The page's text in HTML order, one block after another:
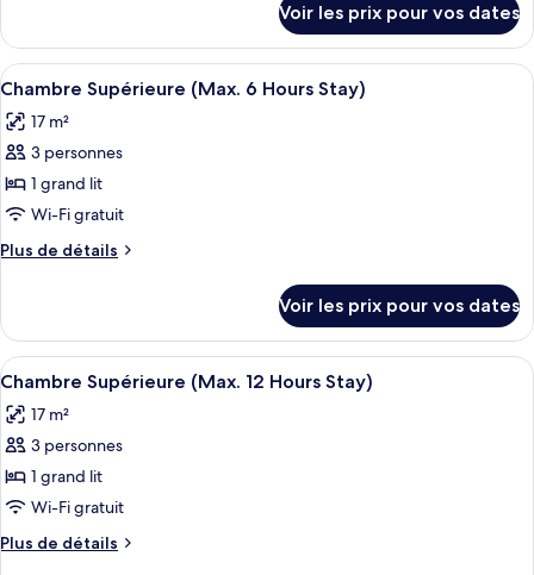
chambre :
Superior
Twin
Room
(6
Hours)
le
type
de
Superior
Twin
(6
Hours)
Voir les prix pour vos dates
Afficher
toutes
les
photos
pour
ce
type
de
Chambre
Supérieure
(Max.
6
Hours
Stay)
Une chambre d’hôtel avec un lit,
7
Chambre Supérieure (Max. 6 Hours Stay)
17 m²
3 personnes
1 grand lit
Wi-Fi gratuit
Plus de détails
Plus
le
type
de
Chambre
Supérieure
6
Hours
Voir les prix pour vos dates
Afficher
toutes
les
photos
pour
ce
type
de
Une chambre d’hôtel avec un lit,
7
Chambre Supérieure (Max. 12 Hours Stay)
17 m²
3 personnes
1 grand lit
Wi-Fi gratuit
Plus de détails
Plus